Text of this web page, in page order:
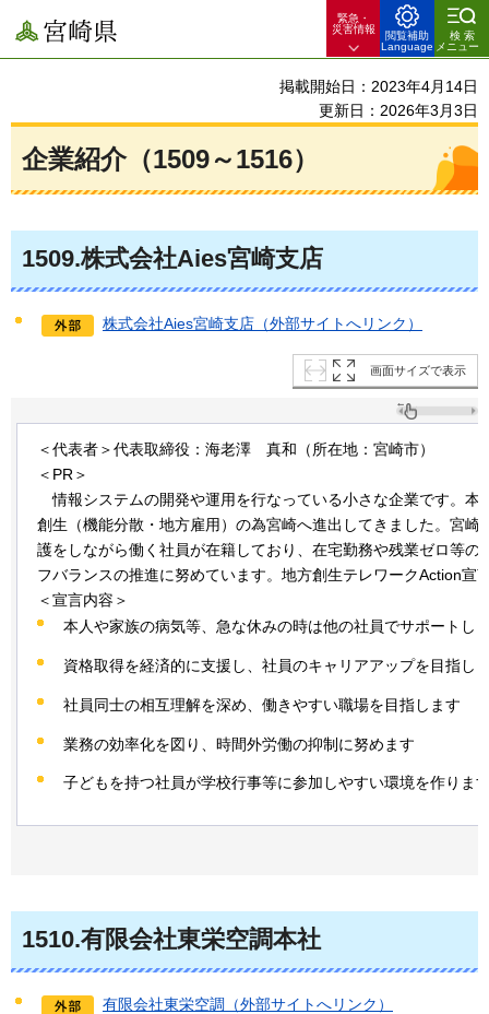
宮崎県
緊急・
災害情報
閲覧補助
Language
検索
メニュー
掲載開始日：2023年4月14日
更新日：2026年3月3日
企業紹介（1509～1516）
1509.株式会社Aies宮崎支店
株式会社Aies宮崎支店（外部サイトへリンク）
画面サイズで表示
＜代表者＞代表取締役：海老澤 真和（所在地：宮崎市）
＜PR＞
情報システムの開発や運用を行なっている小さな企業です。本
創生（機能分散・地方雇用）の為宮崎へ進出してきました。宮崎
護をしながら働く社員が在籍しており、在宅勤務や残業ゼロ等の
フバランスの推進に努めています。地方創生テレワークAction宣
＜宣言内容＞
本人や家族の病気等、急な休みの時は他の社員でサポートし
資格取得を経済的に支援し、社員のキャリアアップを目指し
社員同士の相互理解を深め、働きやすい職場を目指します
業務の効率化を図り、時間外労働の抑制に努めます
子どもを持つ社員が学校行事等に参加しやすい環境を作りま
1510.有限会社東栄空調本社
有限会社東栄空調（外部サイトへリンク）